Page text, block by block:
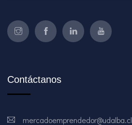
Contáctanos
mercadoemprendedor@udalba.cl